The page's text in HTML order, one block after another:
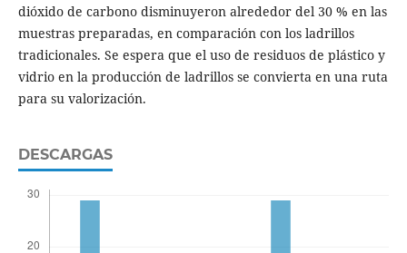
dióxido de carbono disminuyeron alrededor del 30 % en las
muestras preparadas, en comparación con los ladrillos
tradicionales. Se espera que el uso de residuos de plástico y
vidrio en la producción de ladrillos se convierta en una ruta
para su valorización.
DESCARGAS